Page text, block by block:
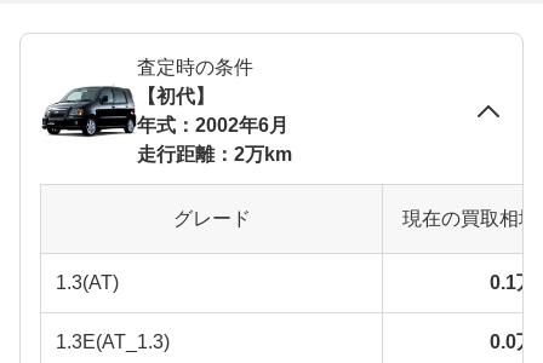
査定時の条件
【初代】
年式：2002年6月
走行距離：2万km
グレード 現在の買取相
1.3(AT) 0.1万
1.3E(AT_1.3) 0.0万